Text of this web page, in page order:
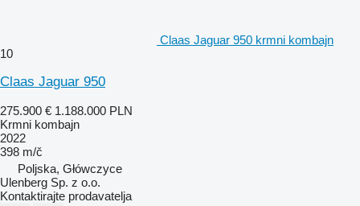
Claas Jaguar 950 krmni kombajn
10
Claas Jaguar 950
275.900 € 1.188.000 PLN
Krmni kombajn
2022
398 m/č
Poljska, Główczyce
Ulenberg Sp. z o.o.
Kontaktirajte prodavatelja